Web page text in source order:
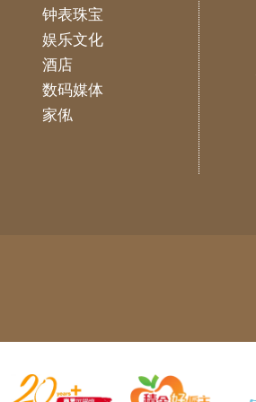
钟表珠宝
娱乐文化
酒店
数码媒体
家俬